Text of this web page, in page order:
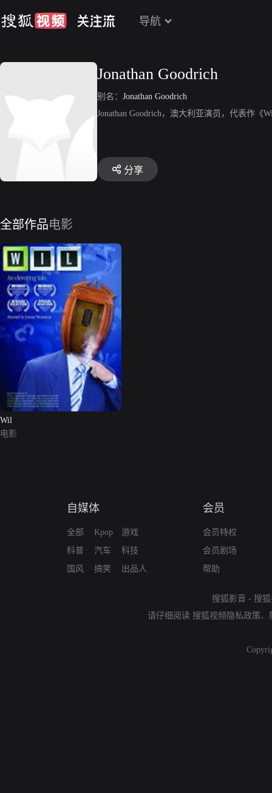
导航
Jonathan Goodrich
别名： Jonathan Goodrich
Jonathan Goodrich，澳大利亚演员，代表作《
分享
全部作品电影
Wil
电影
自媒体
全部
科普
国风
Kpop
汽车
搞笑
游戏
科技
出品人
会员
会员特权
会员剧场
帮助
搜狐影音 - 搜
请仔细阅读 搜狐视频隐私政策、